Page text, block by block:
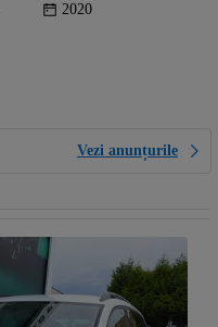
2020
Vezi anunțurile